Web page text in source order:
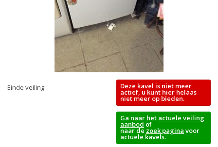
Einde veiling Deze kavel is niet meer
actief, u kunt hier helaas
niet meer op bieden.
Ga naar het actuele veiling
aanbod of
naar de zoek pagina voor
actuele kavels.